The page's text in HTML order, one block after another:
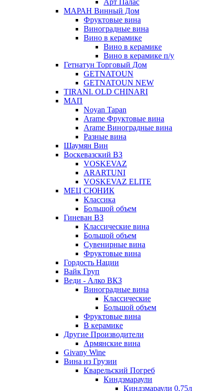
Арт Палас
МАРАН Винный Дом
Фруктовые вина
Виноградные вина
Вино в керамике
Вино в керамике
Вино в керамике п/у
Гетнатун Торговый Дом
GETNATOUN
GETNATOUN NEW
TIRANI. OLD CHINARI
МАП
Noyan Tapan
Arame Фруктовые вина
Arame Виноградные вина
Разные вина
Шаумян Вин
Воскевазский ВЗ
VOSKEVAZ
ARARTUNI
VOSKEVAZ ELITE
МЕЦ СЮНИК
Классика
Большой объем
Гиневан ВЗ
Классические вина
Большой объем
Сувенирные вина
Фруктовые вина
Гордость Нации
Вайк Груп
Веди - Алко ВКЗ
Виноградные вина
Классические
Большой объем
Фруктовые вина
В керамике
Другие Производители
Армянские вина
Givany Wine
Вина из Грузии
Кварельский Погреб
Киндзмараули
Киндзмараули 0,75л